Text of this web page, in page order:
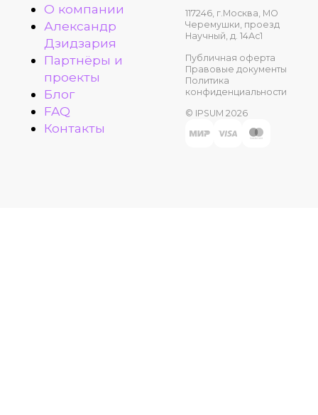
О компании
Александр
Дзидзария
Партнёры и
проекты
Блог
FAQ
Контакты
117246, г.Москва, МО
Черемушки, проезд
Научный, д. 14Ас1
Публичная оферта
Правовые документы
Политика
конфиденциальности
© IPSUM 2026